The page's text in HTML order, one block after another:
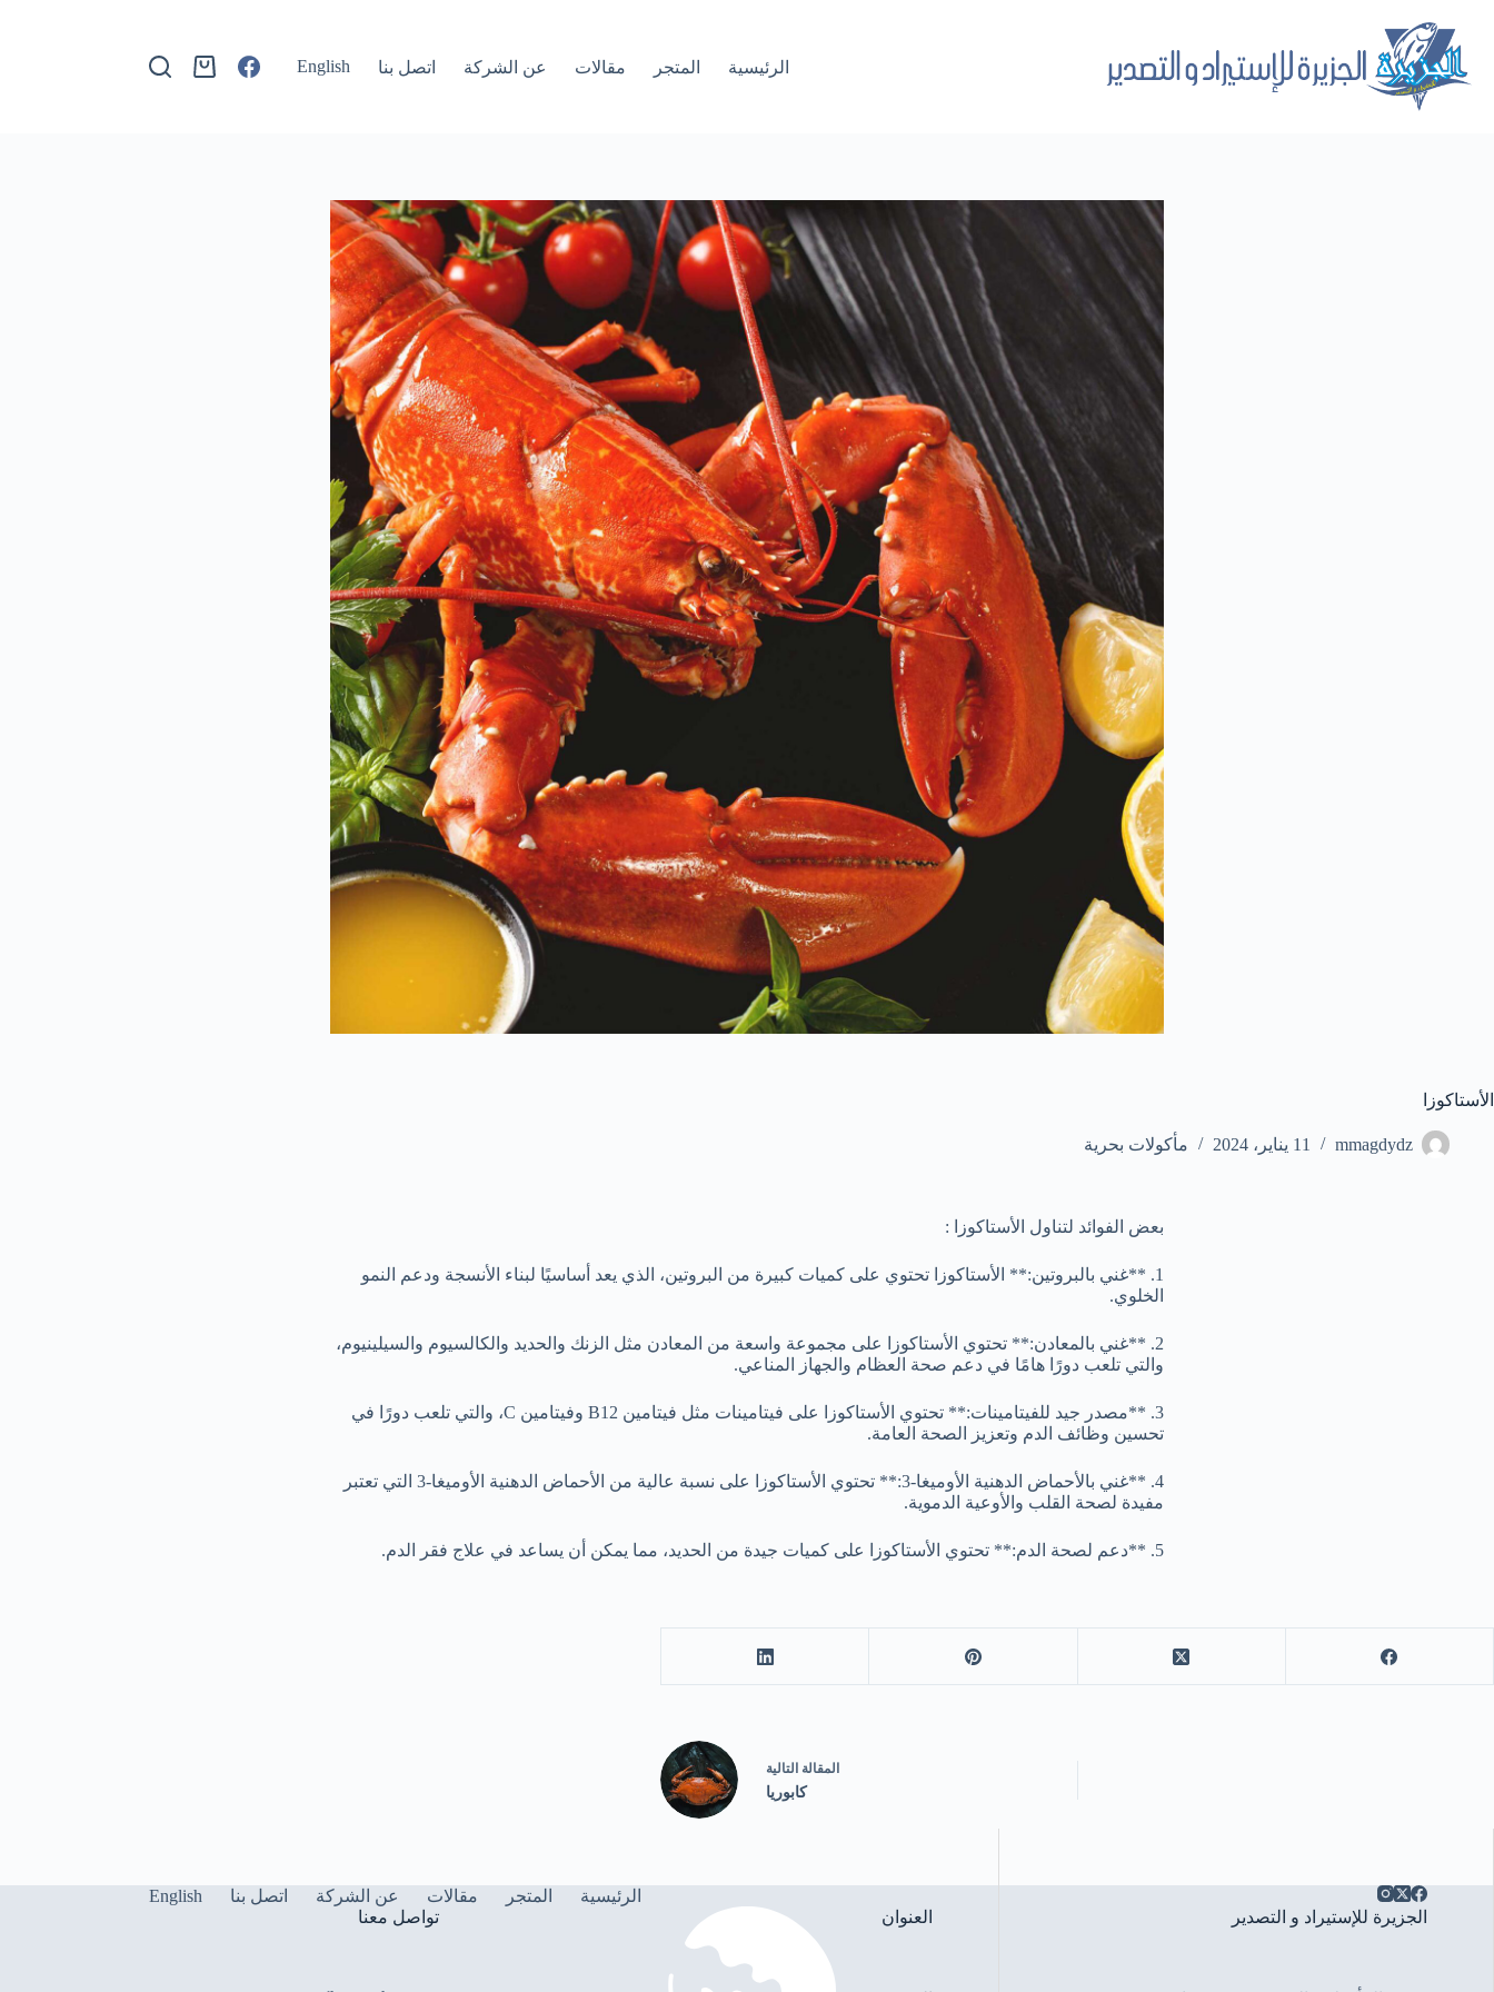
الرئيسية المتجر مقالات عن الشركة اتصل بنا English
الأستاكوزا
mmagdydz 11 يناير، 2024 مأكولات بحرية
بعض الفوائد لتناول الأستاكوزا :
1. **غني بالبروتين:** الأستاكوزا تحتوي على كميات كبيرة من البروتين، الذي يعد أساسيًا لبناء الأنسجة ودعم النمو
الخلوي.
2. **غني بالمعادن:** تحتوي الأستاكوزا على مجموعة واسعة من المعادن مثل الزنك والحديد والكالسيوم والسيلينيوم،
والتي تلعب دورًا هامًا في دعم صحة العظام والجهاز المناعي.
3. **مصدر جيد للفيتامينات:** تحتوي الأستاكوزا على فيتامينات مثل فيتامين B12 وفيتامين C، والتي تلعب دورًا في
تحسين وظائف الدم وتعزيز الصحة العامة.
4. **غني بالأحماض الدهنية الأوميغا-3:** تحتوي الأستاكوزا على نسبة عالية من الأحماض الدهنية الأوميغا-3 التي تعتبر
مفيدة لصحة القلب والأوعية الدموية.
5. **دعم لصحة الدم:** تحتوي الأستاكوزا على كميات جيدة من الحديد، مما يمكن أن يساعد في علاج فقر الدم.
المقالة التالية
كابوريا
الرئيسية المتجر مقالات عن الشركة اتصل بنا
English
الجزيرة للإستيراد و التصدير
العنوان تواصل معنا